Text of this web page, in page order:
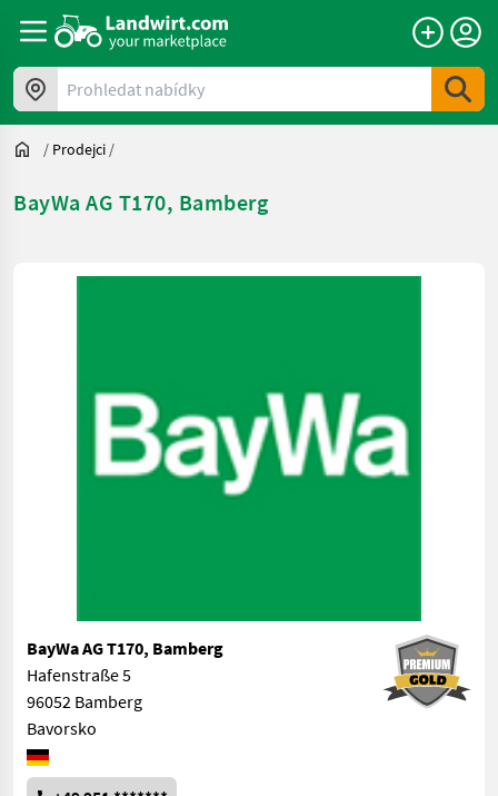
Prohledat nabídky
/ Prodejci /
BayWa AG T170, Bamberg
BayWa AG T170, Bamberg
Hafenstraße 5
96052 Bamberg
Bavorsko